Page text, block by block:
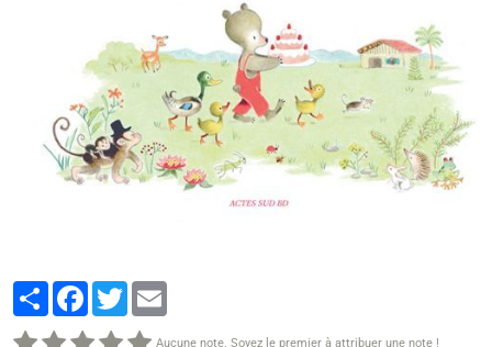
PartagerFacebook
Twitter
Aucune note. Soyez le premier à attribuer une note !